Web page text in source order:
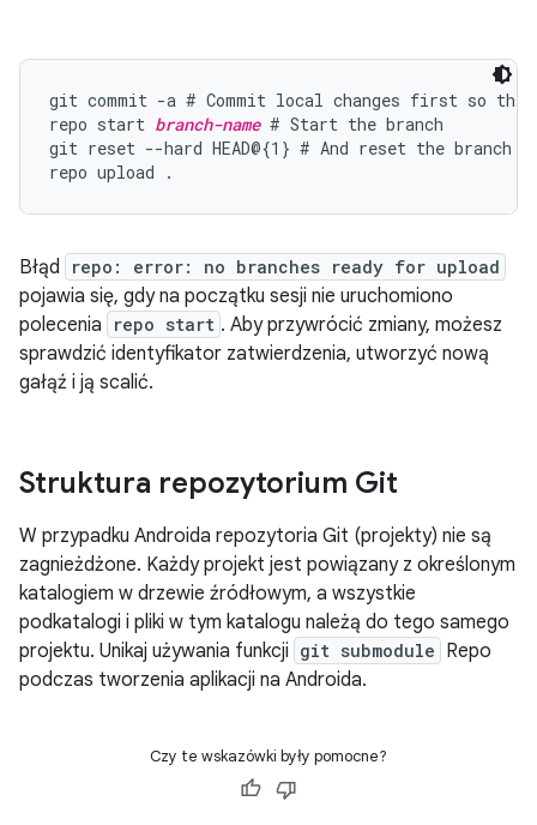
git commit -a # Commit local changes first so
repo start branch-name # Start the branch
git reset --hard HEAD@{1} # And reset the
Błąd repo: error: no branches ready for upload
pojawia się, gdy na początku sesji nie uruchomiono
polecenia
repo start . Aby przywrócić zmiany, możesz
sprawdzić identyfikator zatwierdzenia, utworzyć nową
gałąź i ją scalić.
Struktura repozytorium Git
W przypadku Androida repozytoria Git (projekty) nie są
zagnieżdżone. Każdy projekt jest powiązany z określonym
katalogiem w drzewie źródłowym, a wszystkie
podkatalogi i pliki w tym katalogu należą do tego samego
projektu. Unikaj używania funkcji git submodule Repo
podczas tworzenia aplikacji na Androida.
Czy te wskazówki były pomocne?